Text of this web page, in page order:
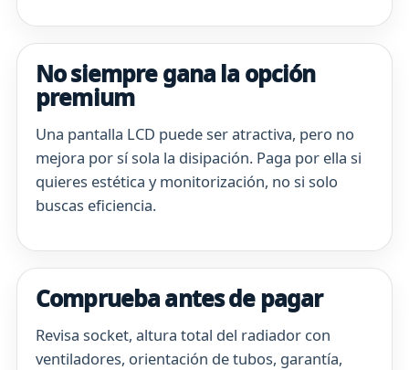
No siempre gana la opción
premium
Una pantalla LCD puede ser atractiva, pero no
mejora por sí sola la disipación. Paga por ella si
quieres estética y monitorización, no si solo
buscas eficiencia.
Comprueba antes de pagar
Revisa socket, altura total del radiador con
ventiladores, orientación de tubos, garantía,